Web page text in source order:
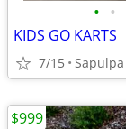
• •
KIDS GO KARTS
7/15 Sapulpa
$999